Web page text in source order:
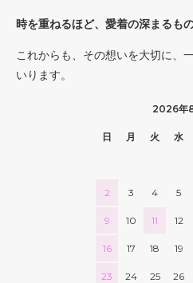
時を重ねるほど、愛着の深まるもの
これからも、その想いを大切に、
いります。
2026年
日 月 火 水
2 3 4 5
9 10 11 12
16 17 18 19
23 24 25 26